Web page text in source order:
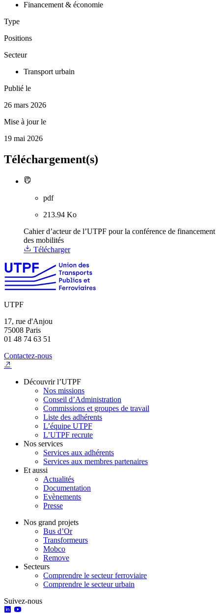
Financement & économie
Type
Positions
Secteur
Transport urbain
Publié le
26 mars 2026
Mise à jour le
19 mai 2026
Téléchargement(s)
pdf
213.94 Ko
Cahier d’acteur de l’UTPF pour la conférence de financement
des mobilités
Télécharger
UTPF
17, rue d'Anjou
75008 Paris
01 48 74 63 51
Contactez-nous
Découvrir l’UTPF
Nos missions
Conseil d’Administration
Commissions et groupes de travail
Liste des adhérents
L’équipe UTPF
L’UTPF recrute
Nos services
Services aux adhérents
Services aux membres partenaires
Et aussi
Actualités
Documentation
Evènements
Presse
Nos grand projets
Bus d’Or
Transformeurs
Mobco
Remove
Secteurs
Comprendre le secteur ferroviaire
Comprendre le secteur urbain
Suivez-nous